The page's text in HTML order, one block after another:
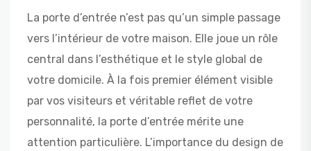
La porte d’entrée n’est pas qu’un simple passage
vers l’intérieur de votre maison. Elle joue un rôle
central dans l’esthétique et le style global de
votre domicile. À la fois premier élément visible
par vos visiteurs et véritable reflet de votre
personnalité, la porte d’entrée mérite une
attention particulière. L’importance du design de